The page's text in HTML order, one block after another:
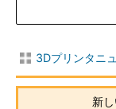
3Dプリンタニ
新